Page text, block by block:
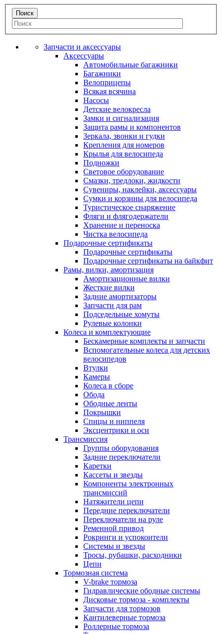
Запчасти и аксессуары
Аксессуары
Автомобильные багажники
Багажники
Велоприцепы
Всякая всячина
Насосы
Детские велокресла
Замки и сигнализация
Защита рамы и компонентов
Зеркала, звонки и гудки
Крепления для номеров
Крылья для велосипеда
Подножки
Световое оборудование
Смазки, тредлоки, жидкости
Сувениры, наклейки, аксессуары
Сумки и корзины для велосипеда
Туристическое снаряжение
Фляги и флягодержатели
Хранение и переноска
Чистка велосипеда
Подарочные сертификаты
Подарочные сертификаты
Подарочные сертификаты на байкфит
Рамы, вилки, амортизация
Амортизационные вилки
Жесткие вилки
Задние амортизаторы
Запчасти для рам
Подседельные хомуты
Рулевые колонки
Колеса и комплектующие
Бескамерные комплекты и запчасти
Вспомогательные колеса для детских
велосипедов
Втулки
Камеры
Колеса в сборе
Обода
Ободные ленты
Покрышки
Спицы и ниппеля
Эксцентрики и оси
Трансмиссия
Группы оборудования
Задние переключатели
Каретки
Кассеты и звезды
Компоненты электронных
трансмиссий
Натяжители цепи
Передние переключатели
Переключатели на руле
Ременной привод
Рокринги и успокоители
Системы и звезды
Тросы, рубашки, расходники
Цепи
Тормозная система
V-brake тормоза
Гидравлические ободные системы
Дисковые тормоза - комплекты
Запчасти для тормозов
Кантилеверные тормоза
Роллерные тормоза